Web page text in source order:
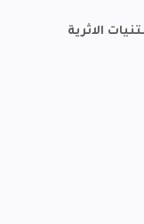
الاثرية